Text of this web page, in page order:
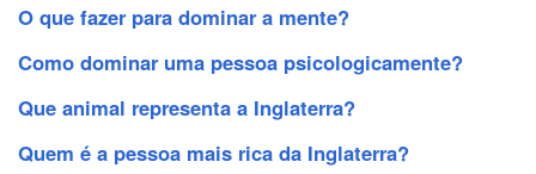
O que fazer para dominar a mente?
Como dominar uma pessoa psicologicamente?
Que animal representa a Inglaterra?
Quem é a pessoa mais rica da Inglaterra?